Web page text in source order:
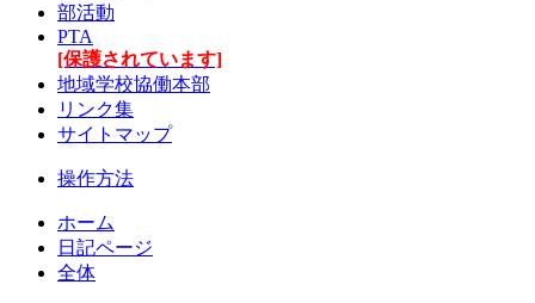
部活動
PTA
[保護されています]
地域学校協働本部
リンク集
サイトマップ
操作方法
ホーム
日記ページ
全体